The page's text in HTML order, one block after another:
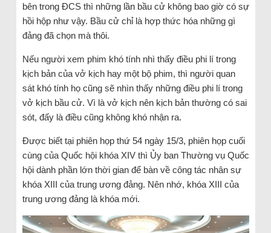
bên trong ĐCS thì những lần bầu cử không bao giờ có sự
hồi hộp như vậy. Bầu cử chỉ là hợp thức hóa những gì
đảng đã chọn mà thôi.
Nếu người xem phim khó tính nhì thấy điều phi lí trong
kịch bản của vở kịch hay một bộ phim, thì người quan
sát khó tính họ cũng sẽ nhìn thấy những điều phi lí trong
vở kịch bầu cử. Vì là vở kịch nên kịch bản thường có sai
sót, đấy là điều cũng không khó nhận ra.
Được biết tại phiên họp thứ 54 ngày 15/3, phiên họp cuối
cùng của Quốc hội khóa XIV thì Ủy ban Thường vụ Quốc
hội dành phần lớn thời gian để bàn về công tác nhân sự
khóa XIII của trung ương đảng. Nên nhớ, khóa XIII của
trung ương đảng là khóa mới.